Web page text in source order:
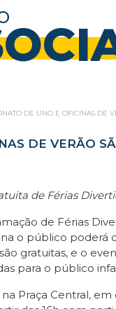
DE UNO E OFICINAS DE
DE VERÃO
de Férias
de Férias
o público
gratuitas, e o
para o público
Praça Central,